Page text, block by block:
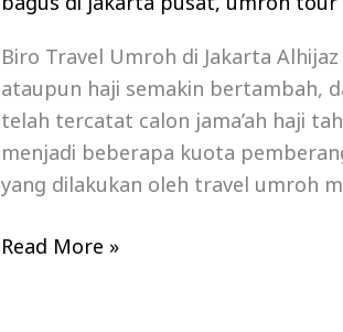
Biro Travel Umroh di Jakarta
ataupun haji semakin bertambah,
telah tercatat calon jama’ah haji
menjadi beberapa kuota
yang dilakukan oleh travel umroh
Read More »